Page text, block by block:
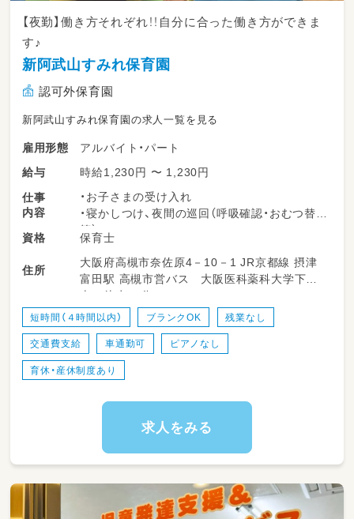
【夜勤】働き方それぞれ！！自分に合った働き方ができま
す♪
新阿武山すみれ保育園
認可外保育園
新阿武山すみれ保育園の求人一覧を見る
雇用形態
アルバイト・パート
給与
時給1,230円 〜 1,230円
仕事
内容
・お子さまの受け入れ
・寝かしつけ、夜間の巡回（呼吸確認・おむつ替え
等）
・急な体調変化時の対応（保護者と連携）
・着替え、食事補助等
・保育記録の記入/おもちゃの消毒など
資格 保育士
住所
大阪府高槻市奈佐原4－10－1 JR京都線 摂津
富田駅 高槻市営バス 大阪医科薬科大学下
車 徒歩15分
短時間（４時間以内） ブランクOK 残業なし
交通費支給 車通勤可 ピアノなし
育休・産休制度あり
求人をみる